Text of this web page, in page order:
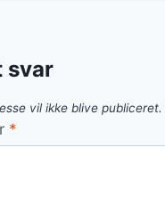
svar
vil ikke blive publiceret.
*